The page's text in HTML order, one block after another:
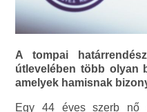
A tompai
útlevelében több olyan
amelyek hamisnak
Egy 44 éves szerb nő